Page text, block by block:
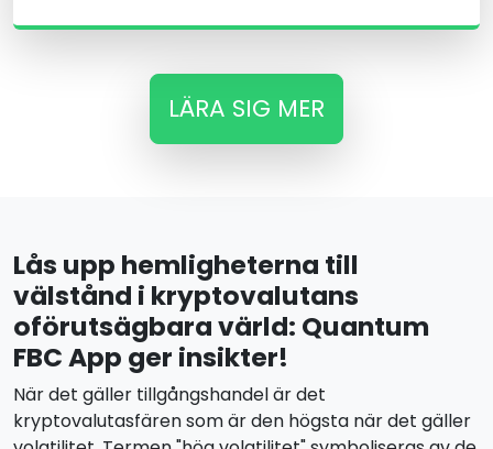
LÄRA SIG MER
Lås upp hemligheterna till
välstånd i kryptovalutans
oförutsägbara värld: Quantum
FBC App ger insikter!
När det gäller tillgångshandel är det
kryptovalutasfären som är den högsta när det gäller